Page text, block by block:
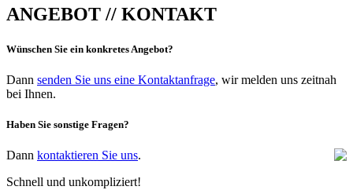
ANGEBOT // KONTAKT
Wünschen Sie ein konkretes Angebot?
Dann senden Sie uns eine Kontaktanfrage, wir melden uns zeitnah
bei Ihnen.
Haben Sie sonstige Fragen?
Dann kontaktieren Sie uns.
Schnell und unkompliziert!